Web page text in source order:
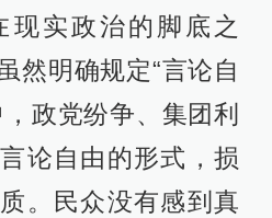
现实政治的脚底之
然明确规定“言论自
政党纷争、集团利
论自由的形式，损
。民众没有感到真